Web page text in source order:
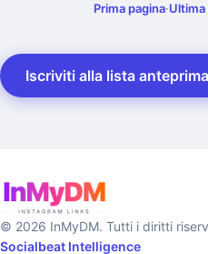
Prima pagina·Ultima
Iscriviti alla lista anteprima
© 2026 InMyDM. Tutti i diritti
Socialbeat Intelligence